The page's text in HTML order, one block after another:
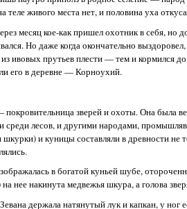
теле живого места нет, и половина уха
месяц кое-как пришел охотник в себя, но
Но даже когда окончательно
ивовых прутьев плести — тем и кормился
его в деревне — Корноухий.
покровительница зверей и охоты. Она была
лесов, и другими народами,
шкурки) и куницы составляли в древности не
в богатой куньей шубе,
нее накинута медвежья шкура, а голова
держала натянутый лук и капкан, у ног